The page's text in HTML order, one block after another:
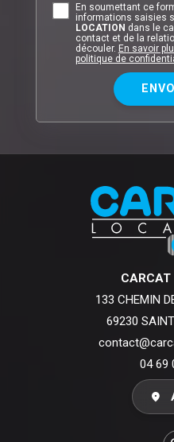
En soumettant ce
informations saisies
LOCATION dans le
contact et de la
découler. En savoir
politique de
CARCAT
133 CHEMIN
69230
04 69